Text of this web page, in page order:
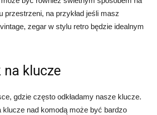
przestrzeni, na przykład jeśli masz
zegar w stylu retro będzie idealnym
na klucze
gdzie często odkładamy nasze klucze.
klucze nad komodą może być bardzo